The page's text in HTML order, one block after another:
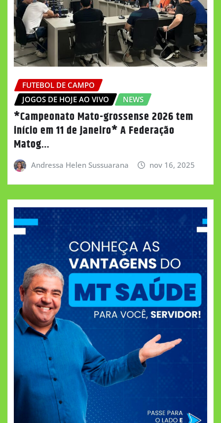
FUTEBOL DE CAMPO
JOGOS DE HOJE AO VIVO
NEWS
*Campeonato Mato-grossense 2026 tem
início em 11 de janeiro* A Federação
Matog…
Andressa Helen Sussuarana nov 16, 2025